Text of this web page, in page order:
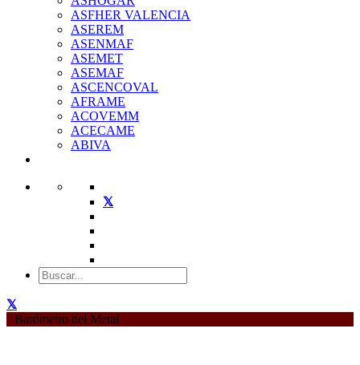
ASFHER VALENCIA
ASEREM
ASENMAF
ASEMET
ASEMAF
ASCENCOVAL
AFRAME
ACOVEMM
ACECAME
ABIVA
Barómetro del Metal